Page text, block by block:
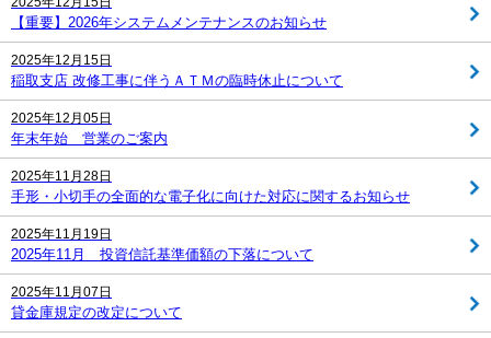
【重要】2026年システムメンテナンスのお知らせ
2025年12月15日
稲取支店 改修工事に伴うＡＴＭの臨時休止について
2025年12月05日
年末年始 営業のご案内
2025年11月28日
手形・小切手の全面的な電子化に向けた対応に関するお知らせ
2025年11月19日
2025年11月 投資信託基準価額の下落について
2025年11月07日
貸金庫規定の改定について